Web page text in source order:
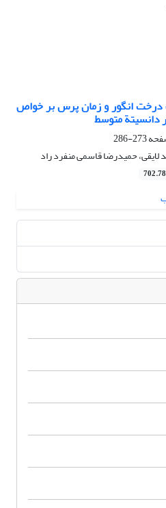
درخت انگور و زمان پرس بر خواص
دانسیتة متوسط
273-286
لایقی، حمیدرضا قاسمی منفرد راد